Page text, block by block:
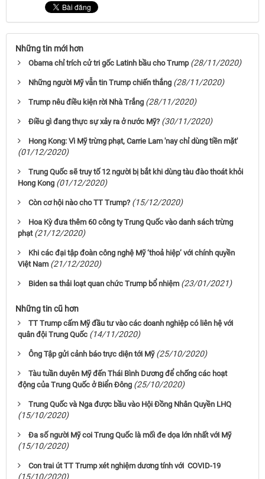
Những tin mới hơn
Obama chỉ trích cử tri gốc Latinh bầu cho Trump (28/11/2020)
Những người Mỹ vẫn tin Trump chiến thắng (28/11/2020)
Trump nêu điều kiện rời Nhà Trắng (28/11/2020)
Điều gì đang thực sự xảy ra ở nước Mỹ? (30/11/2020)
Hong Kong: Vì Mỹ trừng phạt, Carrie Lam 'nay chỉ dùng tiền mặt'
(01/12/2020)
Trung Quốc sẽ truy tố 12 người bị bắt khi dùng tàu đào thoát khỏi
Hong Kong (01/12/2020)
Còn cơ hội nào cho TT Trump? (15/12/2020)
Hoa Kỳ đưa thêm 60 công ty Trung Quốc vào danh sách trừng
phạt (21/12/2020)
Khi các đại tập đoàn công nghệ Mỹ ‘thoả hiệp’ với chính quyền
Việt Nam (21/12/2020)
Biden sa thải loạt quan chức Trump bổ nhiệm (23/01/2021)
Những tin cũ hơn
TT Trump cấm Mỹ đầu tư vào các doanh nghiệp có liên hệ với
quân đội Trung Quốc (14/11/2020)
Ông Tập gửi cảnh báo trực diện tới Mỹ (25/10/2020)
Tàu tuần duyên Mỹ đến Thái Bình Dương để chống các hoạt
động của Trung Quốc ở Biển Đông (25/10/2020)
Trung Quốc và Nga được bầu vào Hội Đồng Nhân Quyền LHQ
(15/10/2020)
Đa số người Mỹ coi Trung Quốc là mối đe dọa lớn nhất với Mỹ
(15/10/2020)
Con trai út TT Trump xét nghiệm dương tính với COVID-19
(15/10/2020)